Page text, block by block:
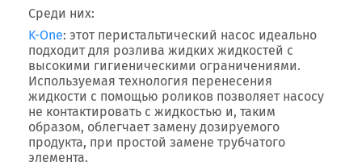
Среди них:
K-One: этот перистальтический насос идеально
подходит для розлива жидких жидкостей с
высокими гигиеническими ограничениями.
Используемая технология перенесения
жидкости с помощью роликов позволяет насосу
не контактировать с жидкостью и, таким
образом, облегчает замену дозируемого
продукта, при простой замене трубчатого
элемента.